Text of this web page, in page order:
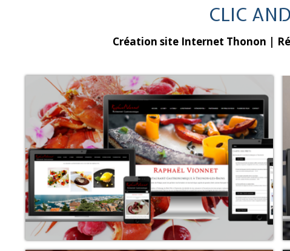
CLIC
Création site Internet Thonon |